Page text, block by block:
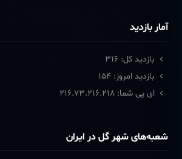
آمار بازدید
بازدید کل: 316
بازدید امروز: 154
ای پی شما: 216.73.216.218
شعبه‌های شهر گل در ایران